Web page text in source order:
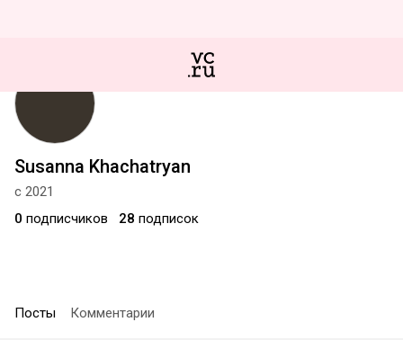
Susanna Khachatryan
с 2021
0 подписчиков 28 подписок
Посты Комментарии